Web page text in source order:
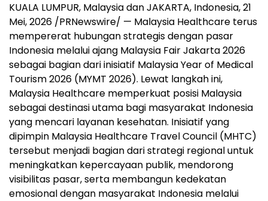
KUALA LUMPUR, Malaysia dan JAKARTA, Indonesia,21
Mei, 2026 /PRNewswire/ — Malaysia Healthcare terus
mempererat hubungan strategis dengan pasar
Indonesia melalui ajang Malaysia Fair Jakarta 2026
sebagai bagian dari inisiatif Malaysia Year of Medical
Tourism 2026 (MYMT 2026). Lewat langkah ini,
Malaysia Healthcare memperkuat posisi Malaysia
sebagai destinasi utama bagi masyarakat Indonesia
yang mencari layanan kesehatan. Inisiatif yang
dipimpin Malaysia Healthcare Travel Council (MHTC)
tersebut menjadi bagian dari strategi regional untuk
meningkatkan kepercayaan publik, mendorong
visibilitas pasar, serta membangun kedekatan
emosional dengan masyarakat Indonesia melalui